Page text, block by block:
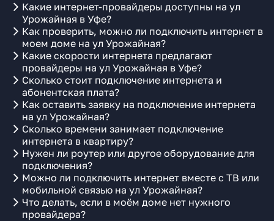
Какие интернет-провайдеры доступны на ул
Урожайная в Уфе?
Как проверить, можно ли подключить интернет в
моем доме на ул Урожайная?
Какие скорости интернета предлагают
провайдеры на ул Урожайная в Уфе?
Сколько стоит подключение интернета и
абонентская плата?
Как оставить заявку на подключение интернета
на ул Урожайная?
Сколько времени занимает подключение
интернета в квартиру?
Нужен ли роутер или другое оборудование для
подключения?
Можно ли подключить интернет вместе с ТВ или
мобильной связью на ул Урожайная?
Что делать, если в моём доме нет нужного
провайдера?